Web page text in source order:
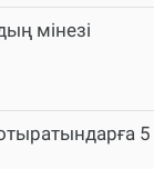
мінезі
5